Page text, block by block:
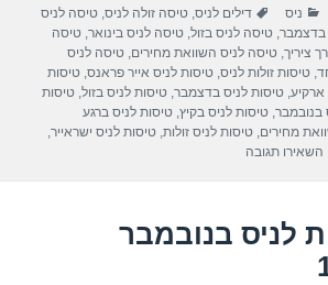
gr
a
m
s
A
p
p
e
קטגוריות
ניס תגיות
דילים לניס ,טיסה זולה לניס ,טיסה לניס
בדצמבר ,טיסה לניס בזול ,טיסה לניס בינואר ,טיסה
ציריך ,טיסה לניס השוואת מחירים ,טיסה לניס
,טיסות זולות לניס ,טיסות לניס אייר פראנס ,טיסות
ארקיע ,טיסות לניס בדצמבר ,טיסות לניס בזול ,טיסות
בנובמבר ,טיסות לניס בקיץ ,טיסות לניס ברגע
מחירים ,טיסות לניס זולות ,טיסות לניס ישראייר
השאירו תגובה
לניס בנובמבר